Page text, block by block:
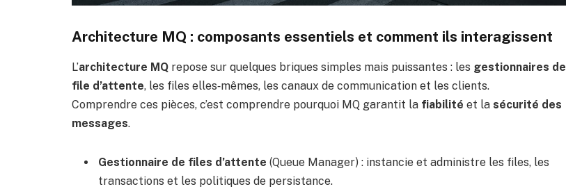
Architecture MQ : composants essentiels et comment ils interagissent
L’architecture MQ repose sur quelques briques simples mais puissantes : les gestionnaires de
file d’attente, les files elles‑mêmes, les canaux de communication et les clients.
Comprendre ces pièces, c’est comprendre pourquoi MQ garantit la fiabilité et la sécurité des
messages.
Gestionnaire de files d’attente (Queue Manager) : instancie et administre les files, les
transactions et les politiques de persistance.